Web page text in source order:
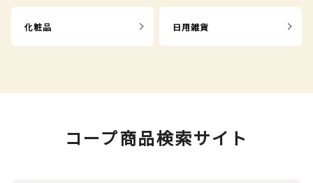
化粧品 日用雑貨
コープ商品検索サイト